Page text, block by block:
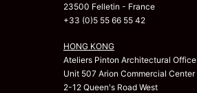
23500 Felletin - France
+33 (0)5 55 66 55 42
HONG KONG
Ateliers Pinton Architectural Office
Unit 507 Arion Commercial Center
2-12 Queen's Road West